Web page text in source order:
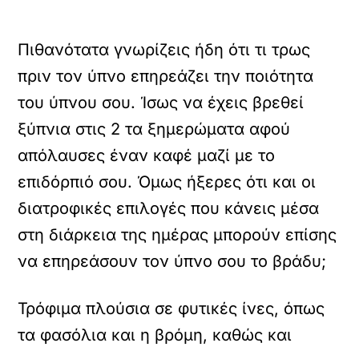
Πιθανότατα γνωρίζεις ήδη ότι τι τρως
πριν τον ύπνο επηρεάζει την ποιότητα
του ύπνου σου. Ίσως να έχεις βρεθεί
ξύπνια στις 2 τα ξημερώματα αφού
απόλαυσες έναν καφέ μαζί με το
επιδόρπιό σου. Όμως ήξερες ότι και οι
διατροφικές επιλογές που κάνεις μέσα
στη διάρκεια της ημέρας μπορούν επίσης
να επηρεάσουν τον ύπνο σου το βράδυ;
Τρόφιμα πλούσια σε φυτικές ίνες, όπως
τα φασόλια και η βρόμη, καθώς και